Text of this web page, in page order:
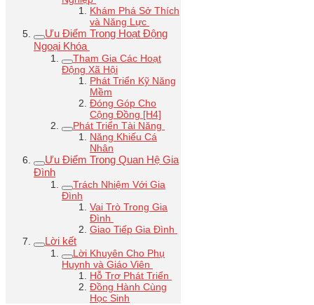
Khám Phá Sở Thích
và Năng Lực
Ưu Điểm Trong Hoạt Động
Ngoại Khóa
Tham Gia Các Hoạt
Động Xã Hội
Phát Triển Kỹ Năng
Mềm
Đóng Góp Cho
Cộng Đồng [H4]
Phát Triển Tài Năng
Năng Khiếu Cá
Nhân
Ưu Điểm Trong Quan Hệ Gia
Đình
Trách Nhiệm Với Gia
Đình
Vai Trò Trong Gia
Đình
Giao Tiếp Gia Đình
Lời kết
Lời Khuyên Cho Phụ
Huynh và Giáo Viên
Hỗ Trợ Phát Triển
Đồng Hành Cùng
Học Sinh